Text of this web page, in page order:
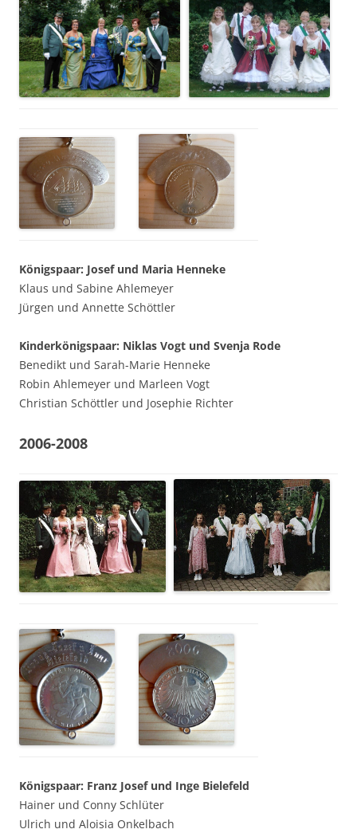
Königspaar: Josef und Maria Henneke
Klaus und Sabine Ahlemeyer
Jürgen und Annette Schöttler
Kinderkönigspaar: Niklas Vogt und Svenja Rode
Benedikt und Sarah-Marie Henneke
Robin Ahlemeyer und Marleen Vogt
Christian Schöttler und Josephie Richter
2006-2008
Königspaar: Franz Josef und Inge Bielefeld
Hainer und Conny Schlüter
Ulrich und Aloisia Onkelbach